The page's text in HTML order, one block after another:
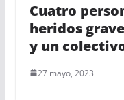
Cuatro
heridos
y un
27 mayo, 2023